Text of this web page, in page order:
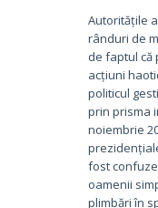
Autoritățile
rânduri de
de faptul că
acțiuni
politicul
prin prisma
noiembrie
fost
oamenii
plimbări în